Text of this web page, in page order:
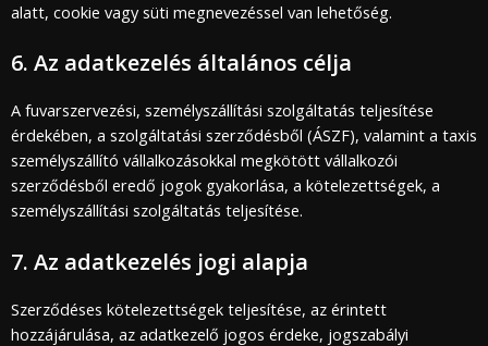
alatt, cookie vagy süti megnevezéssel van lehetőség.
6. Az adatkezelés általános célja
A fuvarszervezési, személyszállítási szolgáltatás teljesítése
érdekében, a szolgáltatási szerződésből (ÁSZF), valamint a taxis
személyszállító vállalkozásokkal megkötött vállalkozói
szerződésből eredő jogok gyakorlása, a kötelezettségek, a
személyszállítási szolgáltatás teljesítése.
7. Az adatkezelés jogi alapja
Szerződéses kötelezettségek teljesítése, az érintett
hozzájárulása, az adatkezelő jogos érdeke, jogszabályi